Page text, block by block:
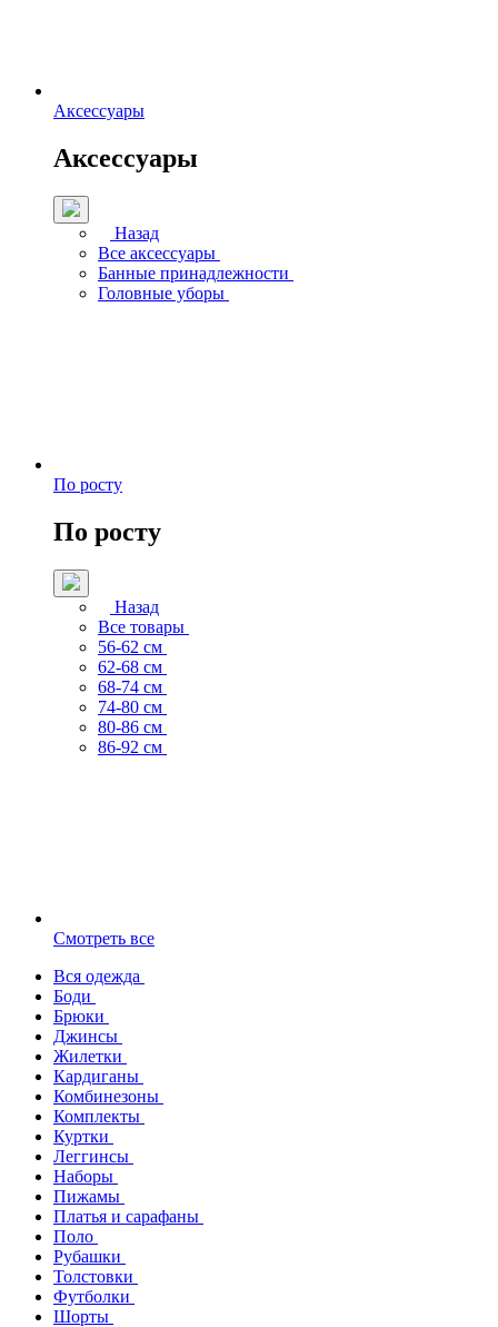
Аксессуары
Аксессуары
Назад
Все аксессуары
Банные принадлежности
Головные уборы
По росту
По росту
Назад
Все товары
56-62 см
62-68 см
68-74 см
74-80 см
80-86 см
86-92 см
Смотреть все
Вся одежда
Боди
Брюки
Джинсы
Жилетки
Кардиганы
Комбинезоны
Комплекты
Куртки
Леггинсы
Наборы
Пижамы
Платья и сарафаны
Поло
Рубашки
Толстовки
Футболки
Шорты